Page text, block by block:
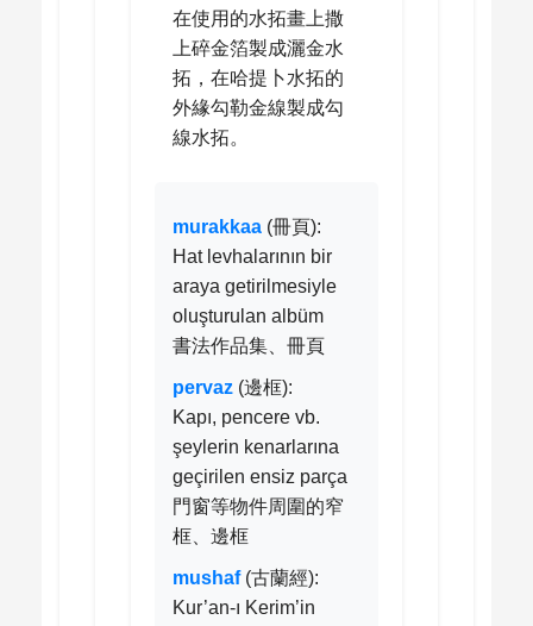
在使用的水拓畫上撒
上碎金箔製成灑金水
拓，在哈提卜水拓的
外緣勾勒金線製成勾
線水拓。
murakkaa (冊頁):
Hat levhalarının bir
araya getirilmesiyle
oluşturulan albüm
書法作品集、冊頁
pervaz (邊框):
Kapı, pencere vb.
şeylerin kenarlarına
geçirilen ensiz parça
門窗等物件周圍的窄
框、邊框
mushaf(古蘭經):
Kur’an-ı Kerim’in